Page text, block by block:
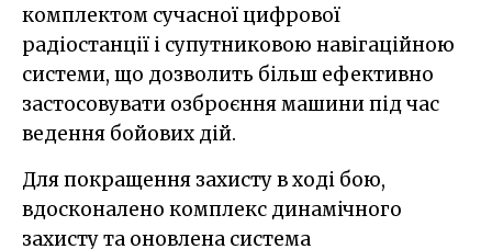
комплектом сучасної цифрової
радіостанції і супутниковою навігаційною
системи, що дозволить більш ефективно
застосовувати озброєння машини під час
ведення бойових дій.
Для покращення захисту в ході бою,
вдосконалено комплекс динамічного
захисту та оновлена система